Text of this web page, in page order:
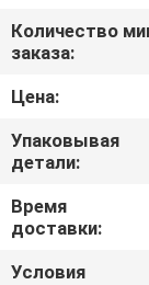
КАЧЕСТВА
С
НАМИ
НОВОСТИ
Количество
заказа:
Цена:
Упаковывая
детали:
Время
доставки:
Условия